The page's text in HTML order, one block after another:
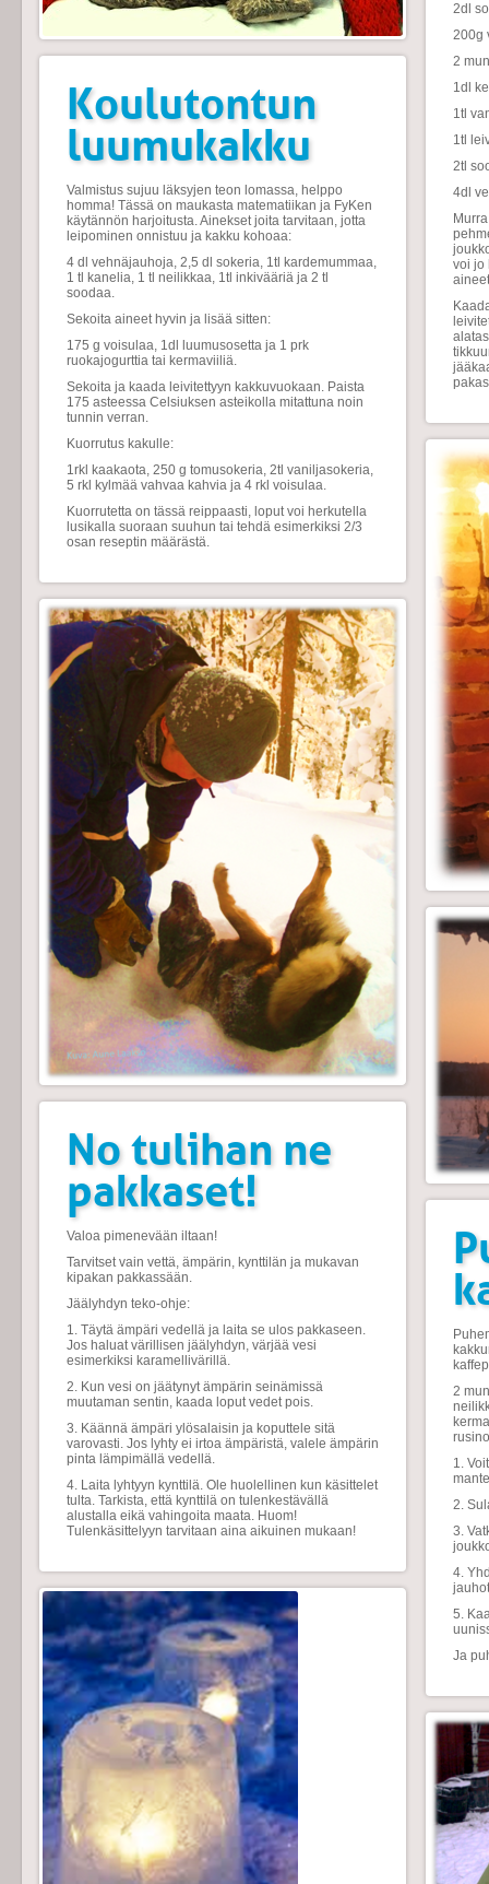
Koulutontun
luumukakku
Valmistus sujuu läksyjen teon lomassa, helppo
homma! Tässä on maukasta matematiikan ja FyKen
käytännön harjoitusta. Ainekset joita tarvitaan, jotta
leipominen onnistuu ja kakku kohoaa:
4 dl vehnäjauhoja, 2,5 dl sokeria, 1tl kardemummaa,
1 tl kanelia, 1 tl neilikkaa, 1tl inkivääriä ja 2 tl
soodaa.
Sekoita aineet hyvin ja lisää sitten:
175 g voisulaa, 1dl luumusosetta ja 1 prk
ruokajogurttia tai kermaviiliä.
Sekoita ja kaada leivitettyyn kakkuvuokaan. Paista
175 asteessa Celsiuksen asteikolla mitattuna noin
tunnin verran.
Kuorrutus kakulle:
1rkl kaakaota, 250 g tomusokeria, 2tl vaniljasokeria,
5 rkl kylmää vahvaa kahvia ja 4 rkl voisulaa.
Kuorrutetta on tässä reippaasti, loput voi herkutella
lusikalla suoraan suuhun tai tehdä esimerkiksi 2/3
osan reseptin määrästä.
No tulihan ne
pakkaset!
Valoa pimenevään iltaan!
Tarvitset vain vettä, ämpärin, kynttilän ja mukavan
kipakan pakkassään.
Jäälyhdyn teko-ohje:
1. Täytä ämpäri vedellä ja laita se ulos pakkaseen.
Jos haluat värillisen jäälyhdyn, värjää vesi
esimerkiksi karamellivärillä.
2. Kun vesi on jäätynyt ämpärin seinämissä
muutaman sentin, kaada loput vedet pois.
3. Käännä ämpäri ylösalaisin ja koputtele sitä
varovasti. Jos lyhty ei irtoa ämpäristä, valele ämpärin
pinta lämpimällä vedellä.
4. Laita lyhtyyn kynttilä. Ole huolellinen kun käsittelet
tulta. Tarkista, että kynttilä on tulenkestävällä
alustalla eikä vahingoita maata. Huom!
Tulenkäsittelyyn tarvitaan aina aikuinen mukaan!
2dl
200g
2
1dl
1tl
1tl
2tl
4dl
voi jo
2
1.
2.
3.
4.
5.
Ja